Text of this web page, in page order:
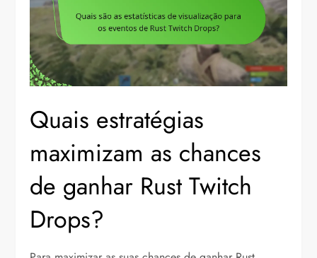
Quais estratégias
maximizam as chances
de ganhar Rust Twitch
Drops?